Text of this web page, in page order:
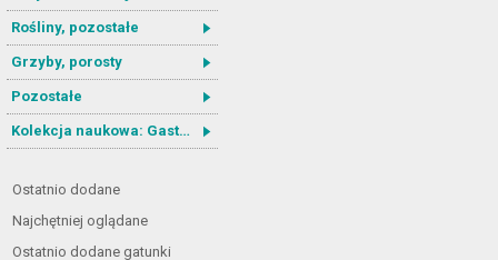
Rośliny, pozostałe
Grzyby, porosty
Pozostałe
Kolekcja naukowa: Gastrotricha
Ostatnio dodane
Najchętniej oglądane
Ostatnio dodane gatunki